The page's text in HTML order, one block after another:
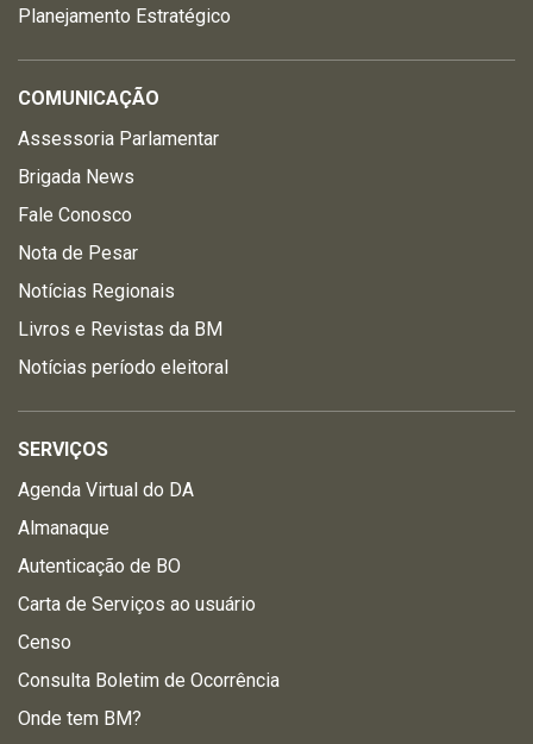
Planejamento Estratégico
COMUNICAÇÃO
Assessoria Parlamentar
Brigada News
Fale Conosco
Nota de Pesar
Notícias Regionais
Livros e Revistas da BM
Notícias período eleitoral
SERVIÇOS
Agenda Virtual do DA
Almanaque
Autenticação de BO
Carta de Serviços ao usuário
Censo
Consulta Boletim de Ocorrência
Onde tem BM?